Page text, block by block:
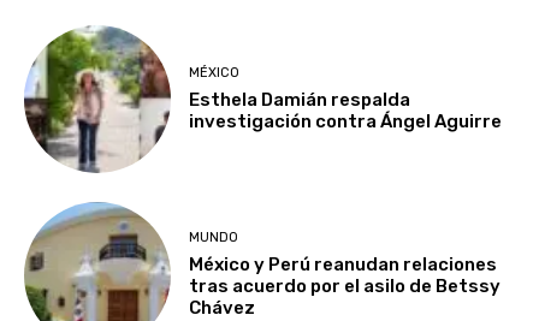
MÉXICO
Esthela Damián respalda
investigación contra Ángel Aguirre
MUNDO
México y Perú reanudan relaciones
tras acuerdo por el asilo de Betssy
Chávez